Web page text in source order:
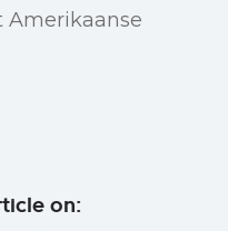
Amerikaanse
on: